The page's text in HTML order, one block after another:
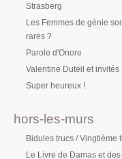
Strasberg
Les Femmes de génie
rares ?
Parole d'Onore
Valentine Duteil et invités
Super heureux !
hors-les-murs
Bidules trucs / Vingtième
Le Livre de Damas et des